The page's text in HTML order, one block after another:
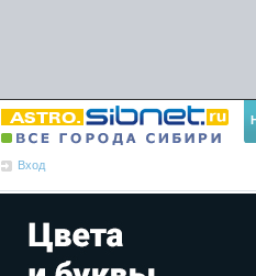
Вход